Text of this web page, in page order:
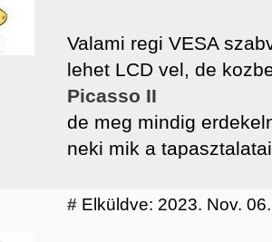
Valami regi VESA
lehet LCD vel, de
Picasso II
de meg mindig
neki mik a
# Elküldve: 2023. Nov.